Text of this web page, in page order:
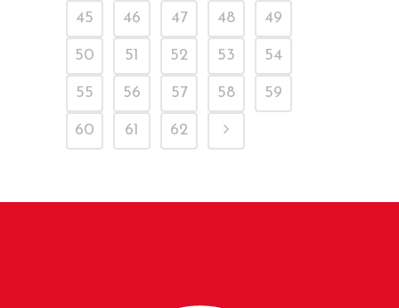
45 46 47 48 49
50 51 52 53 54
55 56 57 58 59
60 61 62